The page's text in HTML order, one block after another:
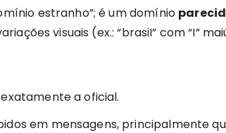
estranho”; é um domínio
visuais (ex.: “brasiI” com “I”
a oficial.
em mensagens, principalmente